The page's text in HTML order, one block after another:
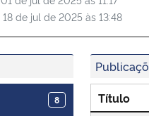
18 de jul de 2025 às 13:48
8 Título